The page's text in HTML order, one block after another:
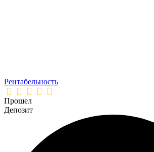
Рентабельность
Прошел
Депозит